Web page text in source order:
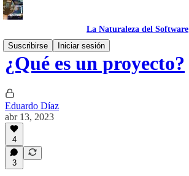
La Naturaleza del Software
Suscribirse
Iniciar sesión
¿Qué es un proyecto?
Eduardo Díaz
abr 13, 2023
4
3